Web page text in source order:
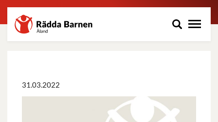
Hoppa
till
huvudinnehåll
Rädda
Barnen
på
31.03.2022